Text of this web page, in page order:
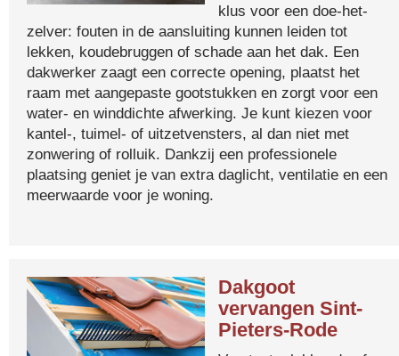
klus voor een doe-het-
zelver: fouten in de aansluiting kunnen leiden tot
lekken, koudebruggen of schade aan het dak. Een
dakwerker zaagt een correcte opening, plaatst het
raam met aangepaste gootstukken en zorgt voor een
water- en winddichte afwerking. Je kunt kiezen voor
kantel-, tuimel- of uitzetvensters, al dan niet met
zonwering of rolluik. Dankzij een professionele
plaatsing geniet je van extra daglicht, ventilatie en een
meerwaarde voor je woning.
Dakgoot
vervangen Sint-
Pieters-Rode